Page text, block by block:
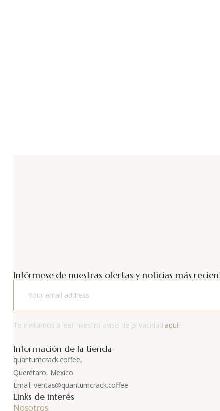
Infórmese de nuestras ofertas y noticias más
Te invitamos a leer nuestro aviso de privacidad aquí.
Información de la tienda
quantumcrack.coffee,
Querétaro, Mexico.
Email: ventas@quantumcrack.coffee
Links de interés
Nosotros